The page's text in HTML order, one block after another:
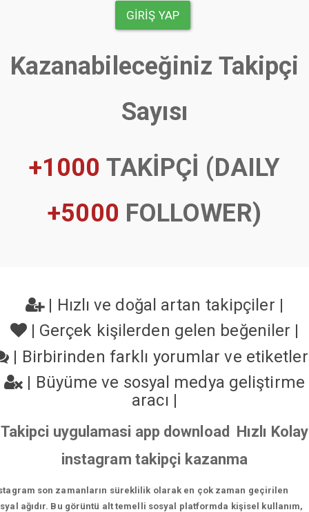
GIRIŞ YAP
Kazanabileceğiniz Takipçi
Sayısı
+1000 TAKİPÇİ (DAILY
+5000 FOLLOWER)
| Hızlı ve doğal artan takipçiler |
| Gerçek kişilerden gelen beğeniler |
| Birbirinden farklı yorumlar ve
| Büyüme ve sosyal medya geliştirme
aracı |
Takipci uygulamasi app download Hızlı Kolay
instagram takipçi kazanma
son zamanların süreklilik olarak en çok zaman geçirilen
ağıdır. Bu görüntü alt temelli sosyal platformda kişisel kullanım,